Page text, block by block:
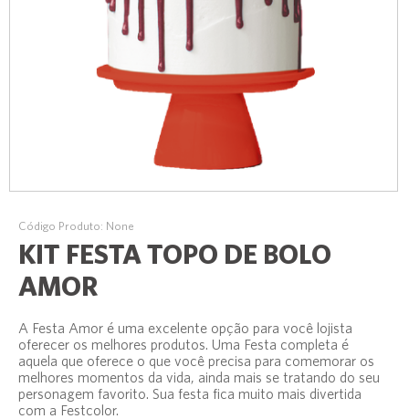
Código Produto: None
KIT FESTA TOPO DE BOLO
AMOR
A Festa Amor é uma excelente opção para você lojista
oferecer os melhores produtos. Uma Festa completa é
aquela que oferece o que você precisa para comemorar os
melhores momentos da vida, ainda mais se tratando do seu
personagem favorito. Sua festa fica muito mais divertida
com a Festcolor.